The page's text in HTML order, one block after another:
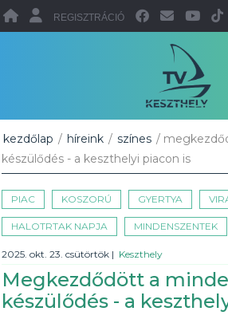
REGISZTRÁCIÓ
kezdőlap / híreink / színes /
készülődés - a keszthelyi piacon is
PIAC KOSZORÚ GYERTYA
HALOTRTAK NAPJA MINDENSZENTEK
2025. okt. 23. csütörtök | Keszthely
Megkezdődött a
készülődés - a